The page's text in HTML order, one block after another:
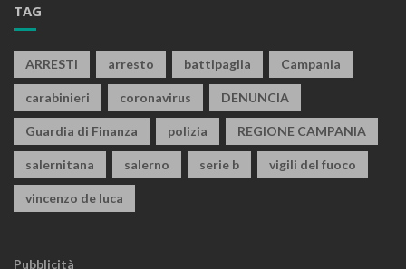
TAG
ARRESTI arresto battipaglia Campania
carabinieri coronavirus DENUNCIA
Guardia di Finanza polizia REGIONE CAMPANIA
salernitana salerno serie b vigili del fuoco
vincenzo de luca
Pubblicità